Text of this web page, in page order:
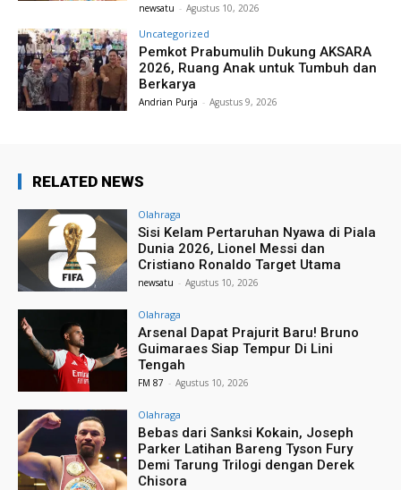
newsatu - Agustus 10, 2026
Uncategorized
Pemkot Prabumulih Dukung AKSARA
2026, Ruang Anak untuk Tumbuh dan
Berkarya
Andrian Purja - Agustus 9, 2026
RELATED NEWS
Olahraga
Sisi Kelam Pertaruhan Nyawa di Piala
Dunia 2026, Lionel Messi dan
Cristiano Ronaldo Target Utama
newsatu - Agustus 10, 2026
Olahraga
Arsenal Dapat Prajurit Baru! Bruno
Guimaraes Siap Tempur Di Lini
Tengah
FM 87 - Agustus 10, 2026
Olahraga
Bebas dari Sanksi Kokain, Joseph
Parker Latihan Bareng Tyson Fury
Demi Tarung Trilogi dengan Derek
Chisora